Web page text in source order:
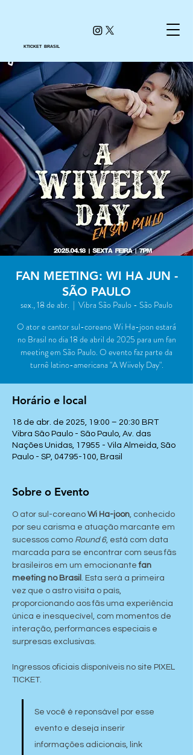
KTICKET BRASIL
FAN MEETING: WI HA JUN -
SÃO PAULO
sex., 18 de abr.
  |
Vibra São Paulo - São Paulo
O ator e cantor sul-coreano Wi Ha-joon estará
no Brasil no dia 18 de abril de 2025 para um fan
meeting em São Paulo. O evento faz parte da
turnê latino-americana "A Wiively Day".
Horário e local
18 de abr. de 2025, 19:00 – 20:30 BRT
Vibra São Paulo - São Paulo, Av. das
Nações Unidas, 17955 - Vila Almeida, São
Paulo - SP, 04795-100, Brasil
Sobre o Evento
O ator sul-coreano Wi Ha-joon, conhecido
por seu carisma e atuação marcante em
sucessos como Round 6, está com data
marcada para se encontrar com seus fãs
brasileiros em um emocionante fan
meeting no Brasil . Esta será a primeira
vez que o astro visita o país,
proporcionando aos fãs uma experiência
única e inesquecível, com momentos de
interação, performances especiais e
surpresas exclusivas.
Ingressos oficiais disponíveis no site PIXEL
TICKET.
Se você é reponsável por esse
evento e deseja inserir
informações adicionais, link